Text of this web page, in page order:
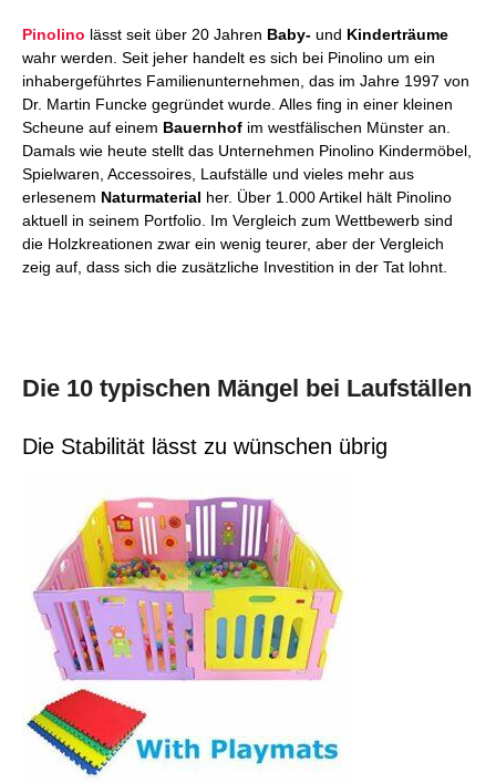
Pinolino lässt seit über 20 Jahren Baby- und Kinderträume
wahr werden. Seit jeher handelt es sich bei Pinolino um ein
inhabergeführtes Familienunternehmen, das im Jahre 1997 von
Dr. Martin Funcke gegründet wurde. Alles fing in einer kleinen
Scheune auf einem Bauernhof im westfälischen Münster an.
Damals wie heute stellt das Unternehmen Pinolino Kindermöbel,
Spielwaren, Accessoires, Laufställe und vieles mehr aus
erlesenem Naturmaterial her. Über 1.000 Artikel hält Pinolino
aktuell in seinem Portfolio. Im Vergleich zum Wettbewerb sind
die Holzkreationen zwar ein wenig teurer, aber der Vergleich
zeig auf, dass sich die zusätzliche Investition in der Tat lohnt.
Die 10 typischen Mängel bei Laufställen
Die Stabilität lässt zu wünschen übrig